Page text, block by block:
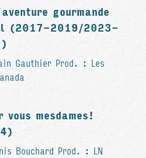
gourmande
(2017-2019/2023-
Gauthier Prod. : Les
mesdames!
Bouchard Prod. : LN